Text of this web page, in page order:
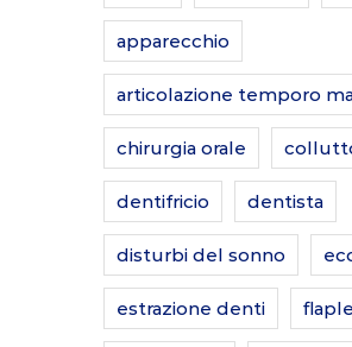
apparecchio
articolazione temporo
chirurgia orale
dentifricio dentista
disturbi del sonno
estrazione denti